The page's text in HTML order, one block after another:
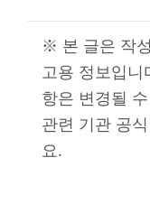
※ 본 글은 작
고용 정보입니
항은 변경될
관련 기관 공
요.